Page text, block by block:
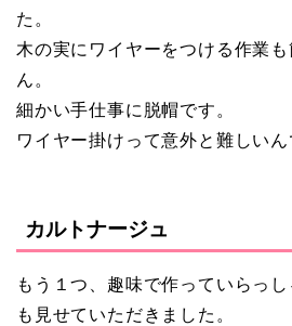
た。
木の実にワイヤーをつける作業
ん。
細かい手仕事に脱帽です。
ワイヤー掛けって意外と難しいん
カルトナージュ
もう１つ、趣味で作っていらっ
も見せていただきました。